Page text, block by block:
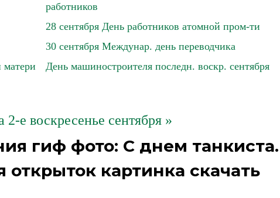
работников
28 сентября День работников атомной пром-ти
30 сентября Междунар. день переводчика
День машиностроителя последн. воскр. сентября
2-е воскресенье сентября »
гиф фото: С днем танкиста.
картинка скачать